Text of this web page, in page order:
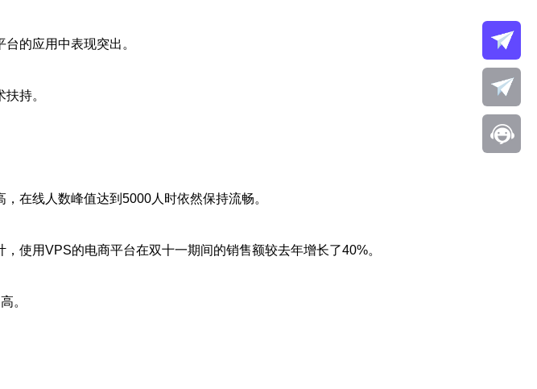
的应用中表现突出。
持。
在线人数峰值达到5000人时依然保持流畅。
使用VPS的电商平台在双十一期间的销售额较去年增长了40%。
。